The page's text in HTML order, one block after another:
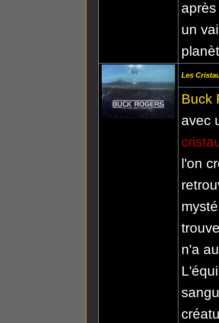
un
Les
Buck
avec
l'on
n'a